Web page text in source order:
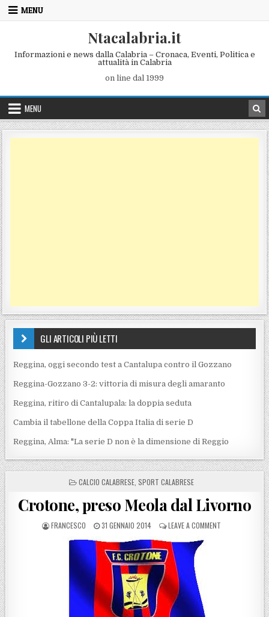
Skip to content
MENU
Ntacalabria.it
Informazioni e news dalla Calabria – Cronaca, Eventi, Politica e
attualità in Calabria
on line dal 1999
MENU
GLI ARTICOLI PIÙ LETTI
Reggina, oggi secondo test a Cantalupa contro il Gozzano
Reggina-Gozzano 3-2: vittoria di misura degli amaranto
Reggina, ritiro di Cantalupala: la doppia seduta
Cambia il tabellone della Coppa Italia di serie D
Reggina, Alma: "La serie D non è la dimensione di Reggio
POSTED IN
CALCIO CALABRESE SPORT CALABRESE
Crotone, preso Meola dal Livorno
POSTED BY
FRANCESCO POSTED ON
31 GENNAIO 2014 LEAVE A COMMENT ON CROTONE,